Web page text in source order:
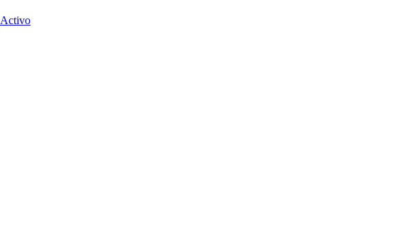
Activo